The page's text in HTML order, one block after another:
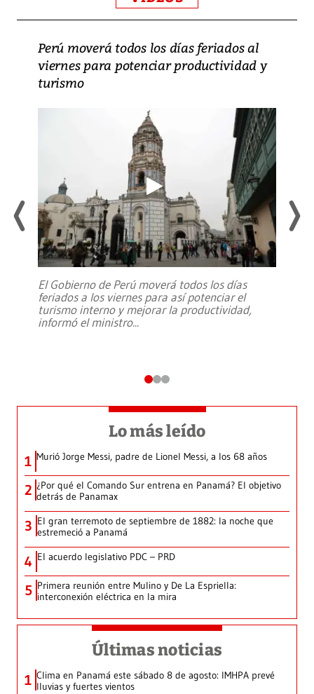
Perú moverá todos los días feriados al
viernes para potenciar productividad y
turismo
El Gobierno de Perú moverá todos los días
feriados a los viernes para así potenciar el
turismo interno y mejorar la productividad,
informó el ministro...
Lo más leído
1 Murió Jorge Messi, padre de Lionel Messi, a los 68 años
2 ¿Por qué el Comando Sur entrena en Panamá? El objetivo
detrás de Panamax
3 El gran terremoto de septiembre de 1882: la noche que
estremeció a Panamá
4 El acuerdo legislativo PDC – PRD
5 Primera reunión entre Mulino y De La Espriella:
interconexión eléctrica en la mira
Últimas noticias
1 Clima en Panamá este sábado 8 de agosto: IMHPA prevé
lluvias y fuertes vientos